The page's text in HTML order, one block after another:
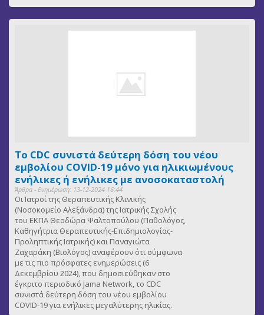
Το CDC συνιστά δεύτερη δόση του νέου
εμβολίου COVID-19 μόνο για ηλικιωμένους
ενήλικες ή ενήλικες με ανοσοκαταστολή
Άρθρα - Ενημέρωση: 13-12-2024 16:44
Οι Ιατροί της Θεραπευτικής Κλινικής
(Νοσοκομείο Αλεξάνδρα) της Ιατρικής Σχολής
του ΕΚΠΑ Θεοδώρα Ψαλτοπούλου (Παθολόγος,
Καθηγήτρια Θεραπευτικής-Επιδημιολογίας-
Προληπτικής Ιατρικής) και Παναγιώτα
Ζαχαράκη (Βιολόγος) αναφέρουν ότι σύμφωνα
με τις πιο πρόσφατες ενημερώσεις (6
Δεκεμβρίου 2024), που δημοσιεύθηκαν στο
έγκριτο περιοδικό Jama Network, το CDC
συνιστά δεύτερη δόση του νέου εμβολίου
COVID-19 για ενήλικες μεγαλύτερης ηλικίας.